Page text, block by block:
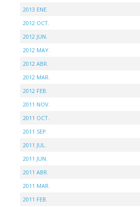
2013 ENE.
2012 OCT.
2012 JUN.
2012 MAY.
2012 ABR.
2012 MAR.
2012 FEB.
2011 NOV.
2011 OCT.
2011 SEP.
2011 JUL.
2011 JUN.
2011 ABR.
2011 MAR.
2011 FEB.